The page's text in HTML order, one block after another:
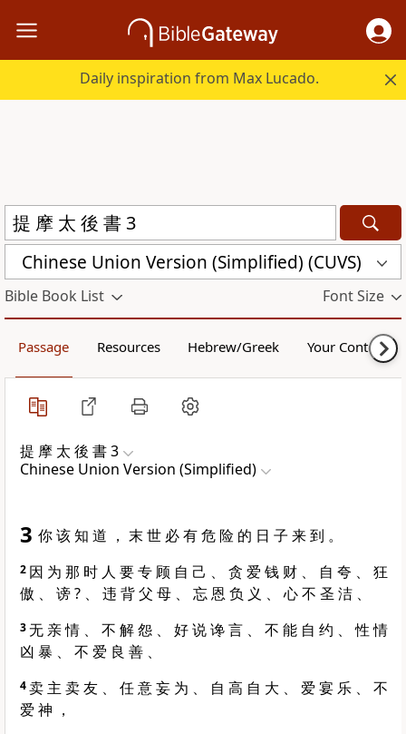
Daily inspiration from Max Lucado.
Chinese Union Version (Simplified) (CUVS)
Bible Book List Font Size
Passage Resources Hebrew/Greek Your Content
提 摩 太 後 書 3
Chinese Union Version (Simplified)
3 你 该 知 道 ， 末 世 必 有 危 险 的 日 子 来 到 。
2 因 为 那 时 人 要 专 顾 自 己 、 贪 爱 钱 财 、 自 夸 、 狂
傲 、 谤 ? 、 违 背 父 母 、 忘 恩 负 义 、 心 不 圣 洁 、
3无 亲 情 、 不 解 怨 、 好 说 谗 言 、 不 能 自 约 、 性 情
凶 暴 、 不 爱 良 善 、
4卖 主 卖 友 、 任 意 妄 为 、 自 高 自 大 、 爱 宴 乐 、 不
爱 神 ，